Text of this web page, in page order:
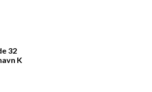
32
K